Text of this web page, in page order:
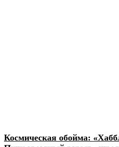
Космическая обойма: